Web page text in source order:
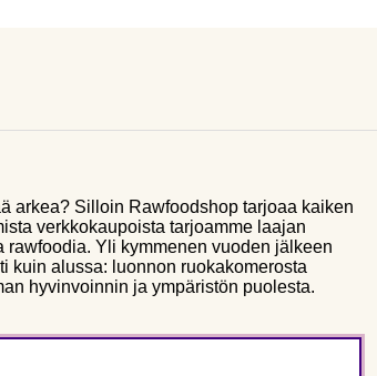
arkea? Silloin Rawfoodshop tarjoaa kaiken
verkkokaupoista tarjoamme laajan
Yli kymmenen vuoden jälkeen
kuin alussa: luonnon ruokakomerosta
hyvinvoinnin ja ympäristön puolesta.